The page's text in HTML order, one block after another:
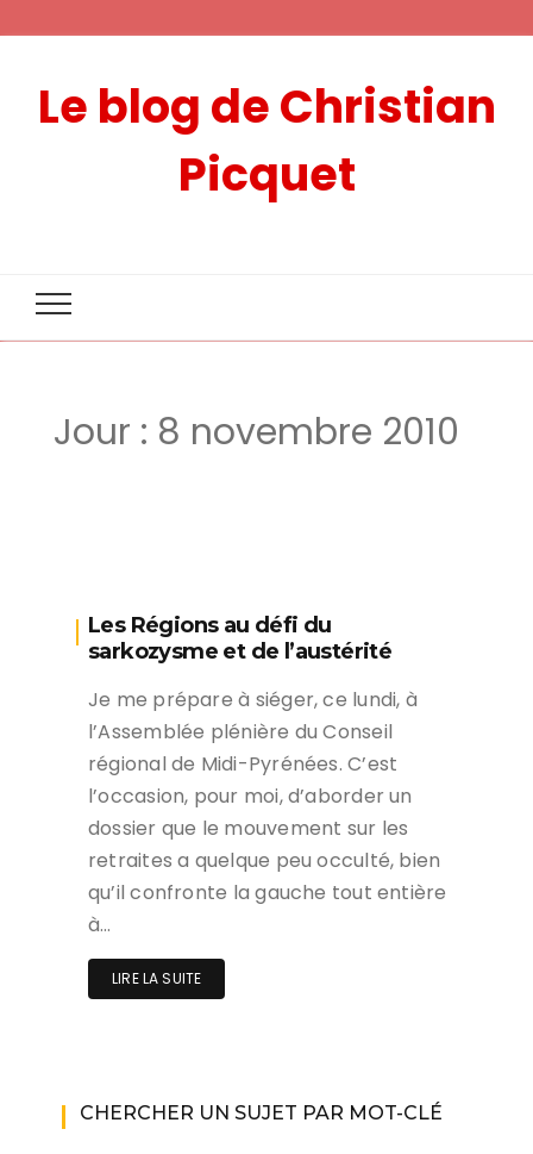
Le blog de Christian
Picquet
Jour : 8 novembre 2010
Les Régions au défi du
sarkozysme et de l’austérité
Je me prépare à siéger, ce lundi, à
l’Assemblée plénière du Conseil
régional de Midi-Pyrénées. C’est
l’occasion, pour moi, d’aborder un
dossier que le mouvement sur les
retraites a quelque peu occulté, bien
qu’il confronte la gauche tout entière
à…
LIRE LA SUITE
CHERCHER UN SUJET PAR MOT-CLÉ